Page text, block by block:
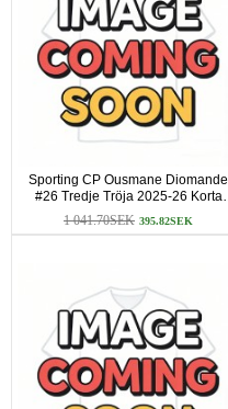
Sporting CP Ousmane Diomande
#26 Tredje Tröja 2025-26 Korta
ärmar
1 041.70SEK 395.82SEK